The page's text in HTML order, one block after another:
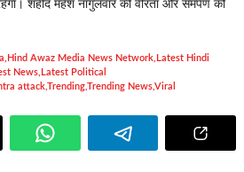
शहीद महेश नागुलवार की वीरता और समर्पण को
Hind Awaz Media News Network Latest Hindi
News Latest Political
attackTrendingTrending NewsViral